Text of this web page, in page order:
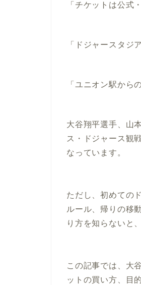
「チケットは公式
「ドジャースタジ
「ユニオン駅から
大谷翔平選手、山
ス・ドジャース観
なっています。
ただし、初めての
ルール、帰りの移
り方を知らないと
この記事では、 大
ットの買い方、目